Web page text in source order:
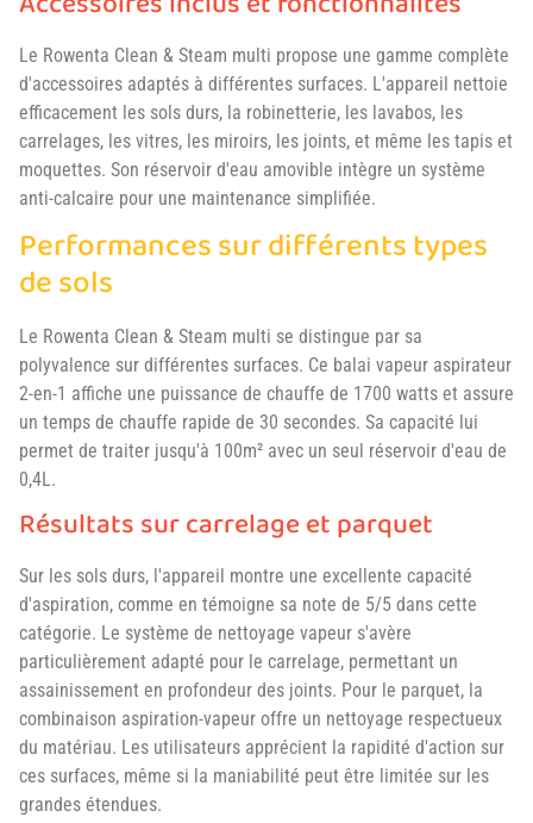
Le Rowenta Clean & Steam multi propose une gamme complète
d'accessoires adaptés à différentes surfaces. L'appareil nettoie
efficacement les sols durs, la robinetterie, les lavabos, les
carrelages, les vitres, les miroirs, les joints, et même les tapis et
moquettes. Son réservoir d'eau amovible intègre un système
anti-calcaire pour une maintenance simplifiée.
Performances sur différents types
de sols
Le Rowenta Clean & Steam multi se distingue par sa
polyvalence sur différentes surfaces. Ce balai vapeur aspirateur
2-en-1 affiche une puissance de chauffe de 1700 watts et assure
un temps de chauffe rapide de 30 secondes. Sa capacité lui
permet de traiter jusqu'à 100m² avec un seul réservoir d'eau de
0,4L.
Résultats sur carrelage et parquet
Sur les sols durs, l'appareil montre une excellente capacité
d'aspiration, comme en témoigne sa note de 5/5 dans cette
catégorie. Le système de nettoyage vapeur s'avère
particulièrement adapté pour le carrelage, permettant un
assainissement en profondeur des joints. Pour le parquet, la
combinaison aspiration-vapeur offre un nettoyage respectueux
du matériau. Les utilisateurs apprécient la rapidité d'action sur
ces surfaces, même si la maniabilité peut être limitée sur les
grandes étendues.